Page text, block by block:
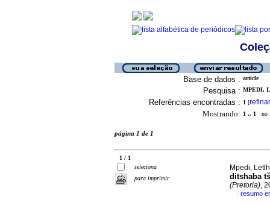
Base de dados : article
Pesquisa : MPEDI,
Referências encontradas : 1 [refinar
Mostrando: 1 .. 1 no
página 1 de 1
1 / 1
seleciona
para imprimir
Mpedi,
ditshaba
(Pretoria),
· resumo